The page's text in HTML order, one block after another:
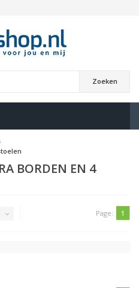
Zoeken
BORDEN EN 4
Page: 1